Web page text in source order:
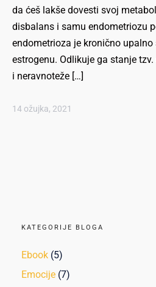
da ćeš lakše dovesti svoj
disbalans i samu endometriozu
endometrioza je kronično
estrogenu. Odlikuje ga stanje
i neravnoteže […]
14 ožujka, 2021
KATEGORIJE BLOGA
Ebook (5)
Emocije (7)